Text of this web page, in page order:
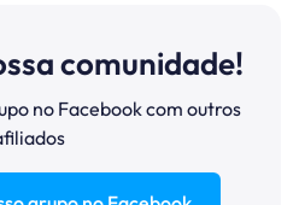
comunidade!
no Facebook com outros